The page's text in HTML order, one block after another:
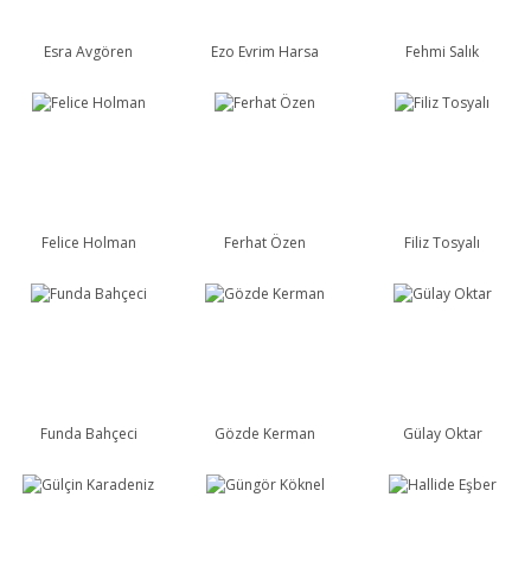
Esra Avgören Ezo Evrim Harsa Fehmi Salık
Felice Holman Ferhat Özen Filiz Tosyalı
Funda Bahçeci Gözde Kerman Gülay Oktar